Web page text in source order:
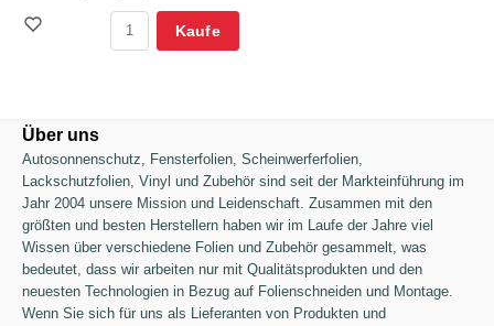
Kaufe
Über uns
Autosonnenschutz, Fensterfolien, Scheinwerferfolien,
Lackschutzfolien, Vinyl und Zubehör sind seit der Markteinführung im
Jahr 2004 unsere Mission und Leidenschaft. Zusammen mit den
größten und besten Herstellern haben wir im Laufe der Jahre viel
Wissen über verschiedene Folien und Zubehör gesammelt, was
bedeutet, dass wir arbeiten nur mit Qualitätsprodukten und den
neuesten Technologien in Bezug auf Folienschneiden und Montage.
Wenn Sie sich für uns als Lieferanten von Produkten und